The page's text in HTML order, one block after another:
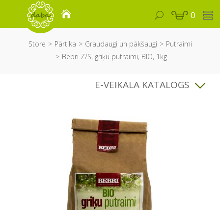
0
Store Pārtika Graudaugi un pākšaugi
Putraimi
Bebri Z/S, griķu putraimi, BIO, 1kg
E-VEIKALA KATALOGS